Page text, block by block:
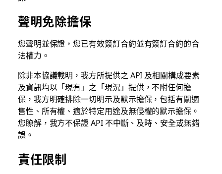
聲明免除擔保
您聲明並保證，您已有效簽訂合約並有簽訂合約的合
法權力。
除非本協議載明，我方所提供之 API 及相關構成要素
及資訊均以「現有」之「現況」提供，不附任何擔
保，我方明確排除一切明示及默示擔保，包括有關適
售性、所有權、適於特定用途及無侵權的默示擔保。
您瞭解，我方不保證 API 不中斷、及時、安全或無錯
誤。
責任限制